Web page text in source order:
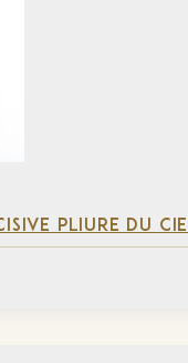
PLIURE DU